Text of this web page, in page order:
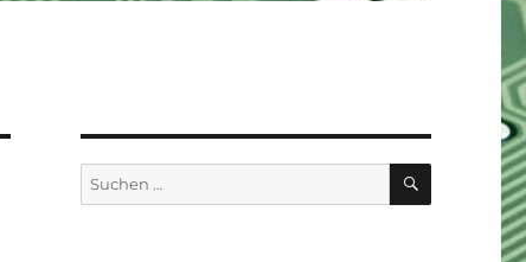
Suchen
nach:
SUCHEN